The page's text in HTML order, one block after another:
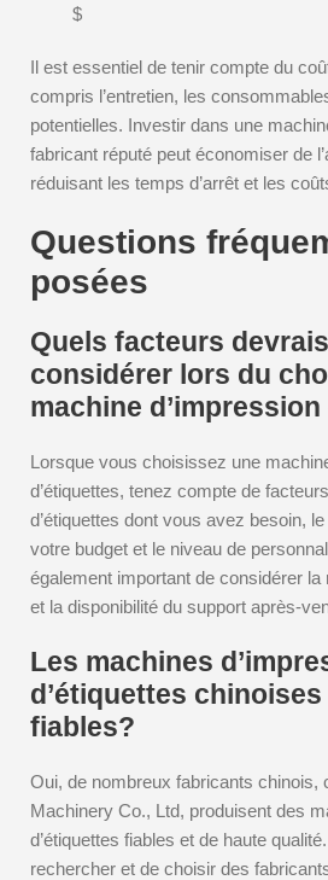
$
Il est essentiel de tenir compte du
compris l’entretien, les
potentielles. Investir dans une
fabricant réputé peut économiser de
réduisant les temps d’arrêt et les
Questions
posées
Quels facteurs
considérer lors du
machine
Lorsque vous choisissez une
d’étiquettes, tenez compte de
d’étiquettes dont vous avez besoin,
votre budget et le niveau de
également important de considérer la
et la disponibilité du support après-
Les machines
d’étiquettes
fiables?
Oui, de nombreux fabricants chinois,
Machinery Co., Ltd, produisent des
d’étiquettes fiables et de haute
rechercher et de choisir des